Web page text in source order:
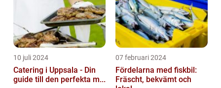
10 juli 2024
Catering i Uppsala - Din
guide till den perfekta m...
07 februari 2024
Fördelarna med fiskbil:
Fräscht, bekvämt och